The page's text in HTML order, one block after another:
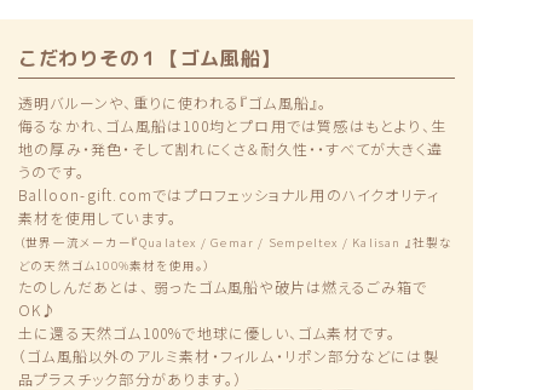
こだわりその１【ゴム風船】
透明バルーンや、重りに使われる『ゴム風船』。
侮るなかれ、ゴム風船は100均とプロ用では質感はもとより、生
地の厚み・発色・そして割れにくさ＆耐久性・・すべてが大きく違
うのです。
Balloon-gift.comではプロフェッショナル用のハイクオリティ
素材を使用しています。
（世界一流メーカー『Qualatex / Gemar / Sempeltex / Kalisan 』社製な
どの天然ゴム100%素材を使用。）
たのしんだあとは、 弱ったゴム風船や破片は燃えるごみ箱で
OK♪
土に還る天然ゴム100%で地球に優しい、ゴム素材です。
（ゴム風船以外のアルミ素材・フィルム・リポン部分などには製
品プラスチック部分があります。）